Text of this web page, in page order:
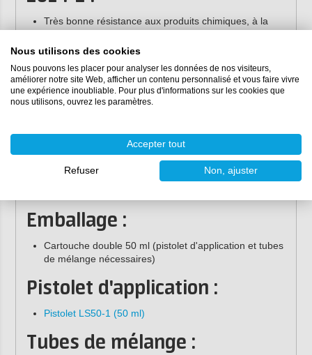
Très bonne résistance aux produits chimiques, à la
Couleur : gris
Poids spécifique : 1,6 g / cm3
Résistance au cisaillement : 19 N / mm2
Résistance au pelage : 3 N / mm
jusqu'à 4 mm)
Résistance à la température : -60 °C à + 140 °C
Temps minimum de durcissement pour la résistance
initiale : 3,5 heures pour 1 N / mm
sur l'aluminium à
Emballage :
Cartouche double 50 ml (pistolet d'application et tubes
de mélange nécessaires)
Pistolet d'application :
Pistolet LS50-1 (50 ml)
Tubes de mélange :
Nous utilisons des cookies
Nous pouvons les placer pour analyser les données de nos visiteurs,
améliorer notre site Web, afficher un contenu personnalisé et vous faire vivre
une expérience inoubliable. Pour plus d'informations sur les cookies que
nous utilisons, ouvrez les paramètres.
Accepter tout
Refuser Non, ajuster